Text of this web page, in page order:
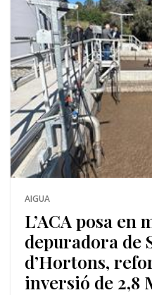
AIGUA
L’ACA posa en
depuradora de
d’Hortons,
inversió de 2,8